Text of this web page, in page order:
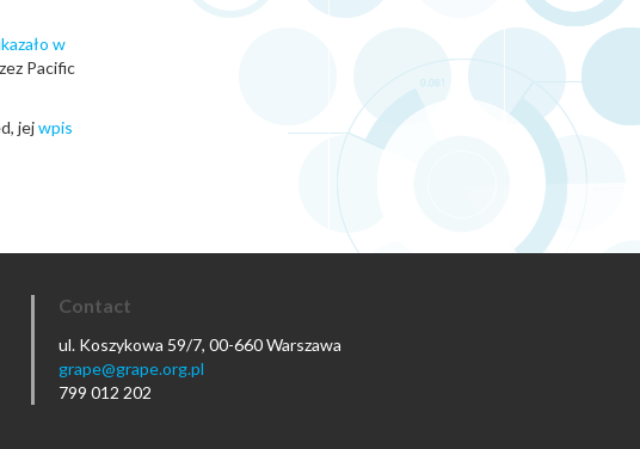
w
Pacific
jejwpis
Contact
ul. Koszykowa 59/7, 00-660 Warszawa
grape@grape.org.pl
799 012 202